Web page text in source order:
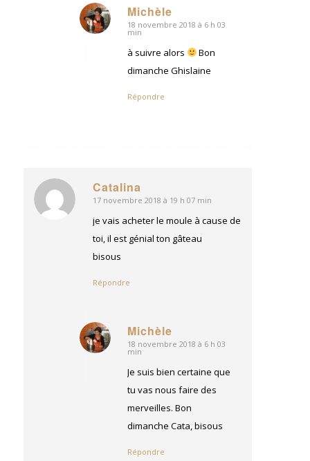
Michèle
dit
18 novembre 2018 à 6 h 03
min
à suivre alors
Bon
dimanche Ghislaine
Répondre
Catalina
dit
17 novembre 2018 à 19 h 07 min
je vais acheter le moule à cause de
toi, il est génial ton gâteau
bisous
Répondre
Michèle
dit
18 novembre 2018 à 6 h 03
min
Je suis bien certaine que
tu vas nous faire des
merveilles. Bon
dimanche Cata, bisous
Répondre